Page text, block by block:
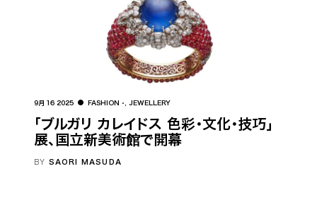
9月 16 2025 FASHION JEWELLERY
「ブルガリ カレイドス 色彩・文化・技巧」
展、国立新美術館で開幕
BY SAORI MASUDA